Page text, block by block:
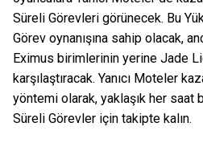
Süreli Görevleri görünecek. Bu
Görev oynanışına sahip olacak,
Eximus birimlerinin yerine Jade
karşılaştıracak. Yanıcı Moteler
yöntemi olarak, yaklaşık her saat
Süreli Görevler için takipte kalın.